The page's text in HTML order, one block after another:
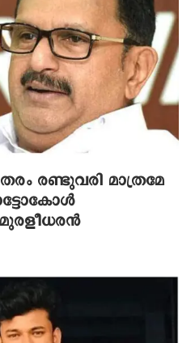
രണ്ടുവരി മാത്രമേ